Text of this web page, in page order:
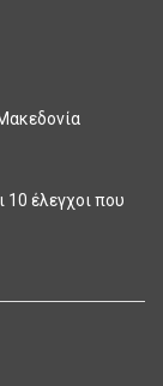
10 έλεγχοι που